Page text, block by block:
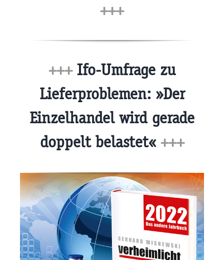
+++
+++Ifo-Umfrage zu
Lieferproblemen: »Der
Einzelhandel wird gerade
doppelt belastet« +++